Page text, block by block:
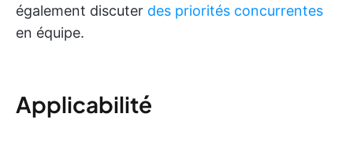
également discuter des priorités concurrentes
en équipe.
Applicabilité